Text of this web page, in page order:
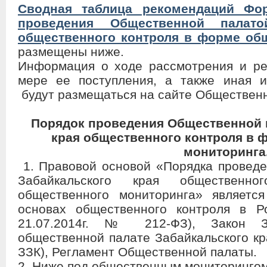
Сводная таблица рекомендаций
проведения Общественной
общественного контроля в форме
размещены ниже.
Информация о ходе рассмотрения и
мере ее поступления, а также иная
будут размещаться на сайте
Порядок проведения Общественной
края общественного контроля в
1. Правовой основой «Порядка
Забайкальского края
общественного мониторинга»
основах общественного контроля в
21.07.2014г. № 212-ФЗ), Закон
общественной палате Забайкальского
ЗЗК), Регламент Общественной палаты.